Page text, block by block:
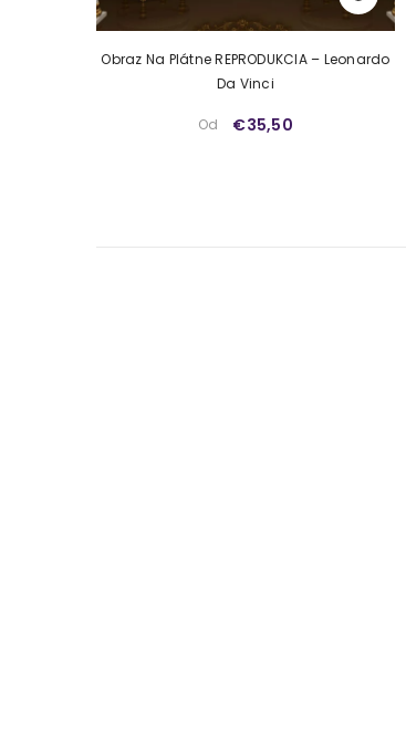
Obraz Na Plátne REPRODUKCIA – Leonardo
Da Vinci
Od €35,50